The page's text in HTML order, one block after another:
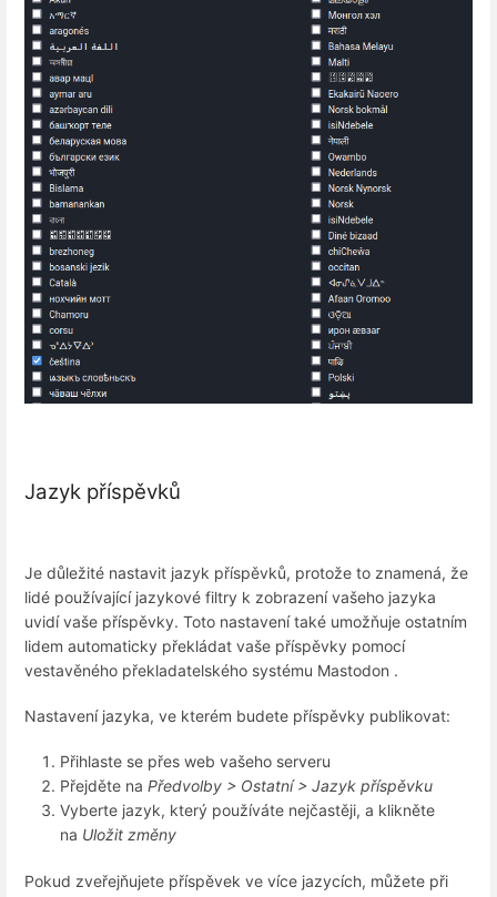
Jazyk příspěvků
Je důležité nastavit jazyk příspěvků, protože to znamená, že
lidé používající jazykové filtry k zobrazení vašeho jazyka
uvidí vaše příspěvky. Toto nastavení také umožňuje ostatním
lidem automaticky překládat vaše příspěvky pomocí
vestavěného překladatelského systému Mastodon .
Nastavení jazyka, ve kterém budete příspěvky publikovat:
Přihlaste se přes web vašeho serveru
Přejděte na Předvolby > Ostatní > Jazyk příspěvku
Vyberte jazyk, který používáte nejčastěji, a klikněte
na Uložit změny
Pokud zveřejňujete příspěvek ve více jazycích, můžete při